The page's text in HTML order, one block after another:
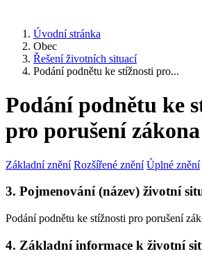
Úvodní stránka
Obec
Řešení životních situací
Podání podnětu ke stížnosti pro...
Podání podnětu ke
pro porušení zákona
Základní znění Rozšířené znění Úplné znění
3. Pojmenování (název) životní
Podání podnětu ke stížnosti pro porušení
4. Základní informace k životní